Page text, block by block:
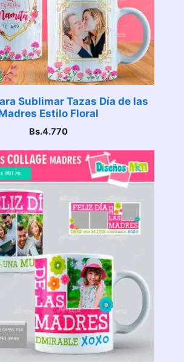
Sublimar Tazas Día de las
Estilo Floral
Bs.4.770